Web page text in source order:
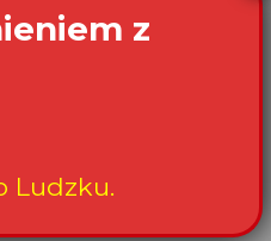
Dajemy
. Głównym celem
profilaktykę
Dzieci
służby
z
Ludzku.